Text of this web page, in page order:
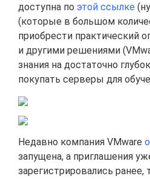
доступна по этой ссылке
(которые в большом
приобрести практический
и другими решениями
знания на достаточно
покупать серверы для
Недавно компания VMware
запущена, а приглашения
зарегистрировались